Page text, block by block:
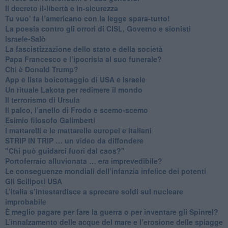
Il decreto il-libertà e in-sicurezza
Tu vuo’ fa l’americano con la legge spara-tutto!
La poesia contro gli orrori di CISL, Governo e sionisti
Israele-Salò
​La fascistizzazione dello stato e della società
Papa Francesco e l’ipocrisia al suo funerale?
​Chi è Donald Trump?
App e lista boicottaggio di USA e Israele
​Un rituale Lakota per redimere il mondo
Il terrorismo di Ursula
​Il palco, l’anello di Frodo e scemo-scemo
Esimio filosofo Galimberti
​I mattarelli e le mattarelle europei e italiani
​STRIP IN TRIP … un video da diffondere
"Chi può guidarci fuori dal caos?"
​Portoferraio alluvionata … era imprevedibile?
Le conseguenze mondiali dell’infanzia infelice dei potenti
​Gli Scilipoti USA
L’Italia s’intestardisce a sprecare soldi sul nucleare
improbabile
È meglio pagare per fare la guerra o per inventare gli Spinrel?
​L’innalzamento delle acque del mare e l’erosione delle spiagge